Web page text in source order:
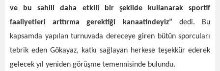
ve bu sahili daha etkili bir şekilde kullanarak sportif
faaliyetleri arttırma gerektiği kanaatindeyiz” dedi. Bu
kapsamda yapılan turnuvada dereceye giren bütün sporcuları
tebrik eden Gökayaz, katkı sağlayan herkese teşekkür ederek
gelecek yıl yeniden görüşme temennisinde bulundu.